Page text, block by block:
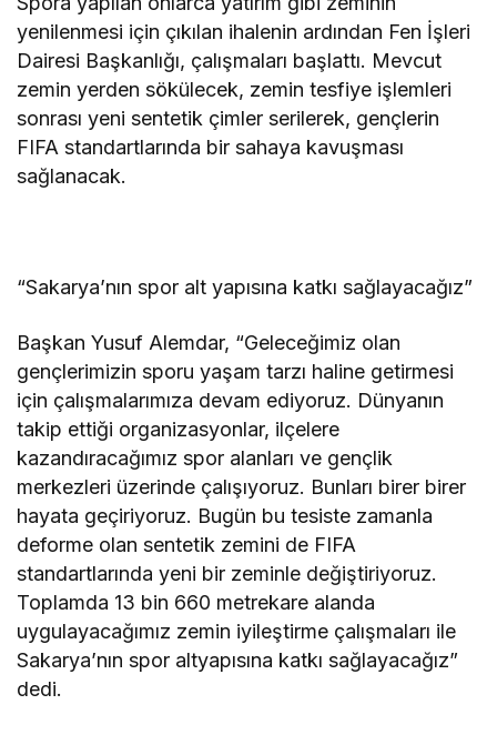
yenilenmesi için çıkılan ihalenin ardından Fen İşleri
Dairesi Başkanlığı, çalışmaları başlattı. Mevcut
zemin yerden sökülecek, zemin tesfiye işlemleri
sonrası yeni sentetik çimler serilerek, gençlerin
FIFA standartlarında bir sahaya kavuşması
sağlanacak.
“Sakarya’nın spor alt yapısına katkı sağlayacağız”
Başkan Yusuf Alemdar, “Geleceğimiz olan
gençlerimizin sporu yaşam tarzı haline getirmesi
için çalışmalarımıza devam ediyoruz. Dünyanın
takip ettiği organizasyonlar, ilçelere
kazandıracağımız spor alanları ve gençlik
merkezleri üzerinde çalışıyoruz. Bunları birer birer
hayata geçiriyoruz. Bugün bu tesiste zamanla
deforme olan sentetik zemini de FIFA
standartlarında yeni bir zeminle değiştiriyoruz.
Toplamda 13 bin 660 metrekare alanda
uygulayacağımız zemin iyileştirme çalışmaları ile
Sakarya’nın spor altyapısına katkı sağlayacağız”
dedi.